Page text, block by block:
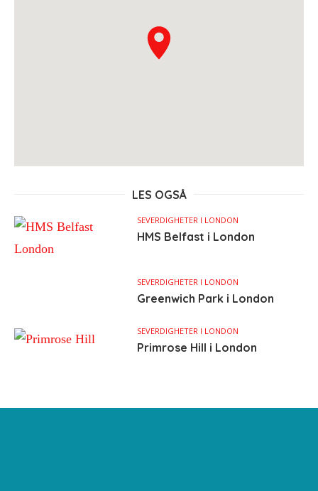
LES OGSÅ
SEVERDIGHETER I LONDON
HMS Belfast i London
SEVERDIGHETER I LONDON
Greenwich Park i London
SEVERDIGHETER I LONDON
Primrose Hill i London